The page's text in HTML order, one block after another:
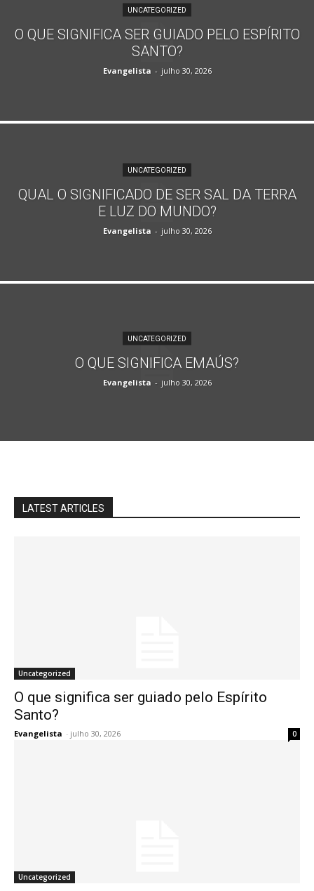
UNCATEGORIZED
O QUE SIGNIFICA SER GUIADO PELO ESPÍRITO
SANTO?
Evangelista - julho 30, 2026
UNCATEGORIZED
QUAL O SIGNIFICADO DE SER SAL DA TERRA
E LUZ DO MUNDO?
Evangelista - julho 30, 2026
UNCATEGORIZED
O QUE SIGNIFICA EMAÚS?
Evangelista - julho 30, 2026
LATEST ARTICLES
Uncategorized
O que significa ser guiado pelo Espírito
Santo?
Evangelista - julho 30, 2026 0
Uncategorized